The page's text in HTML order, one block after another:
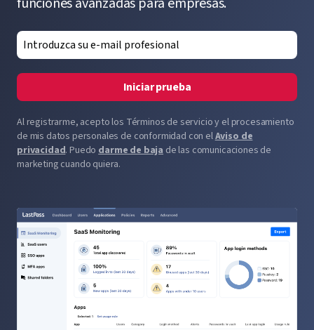
Iniciar prueba
Al registrarme, acepto los Términos de servicio y el procesamiento
de mis datos personales de conformidad con elAviso de
privacidad. Puedodarme de baja de las comunicaciones de
marketing cuando quiera.